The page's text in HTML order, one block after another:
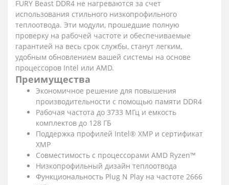
FURY Beast DDR4 не нагреваются за счет
использования стильного низкопрофильного
теплоотвода. Эти модули, прошедшие полную
проверку на рабочей частоте и обеспечиваемые
гарантией на весь срок службы, станут легким,
удобным обновлением вашей системы на основе
процессоров Intel или AMD.
Преимущества
Экономичное решение для повышения
производительности с помощью памяти DDR4
Рабочая частота до 3733 МГц и емкость
комплектов до 128 ГБ
Поддержка профилей Intel® XMP и сертификат
XMP
Совместимость с процессорами AMD Ryzen™
Низкопрофильный дизайн теплоотвода
Функциональность Plug N Play на частоте 2666